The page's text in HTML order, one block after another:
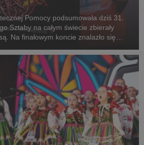
Pomocy podsumowała dziś 31.
Sztaby na całym świecie zbierały
Na finałowym koncie znalazło się
rokiem, a tak...